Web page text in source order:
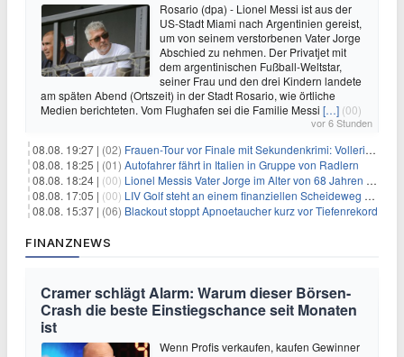
Rosario (dpa) - Lionel Messi ist aus der
US-Stadt Miami nach Argentinien gereist,
um von seinem verstorbenen Vater Jorge
Abschied zu nehmen. Der Privatjet mit
dem argentinischen Fußball-Weltstar,
seiner Frau und den drei Kindern landete
am späten Abend (Ortszeit) in der Stadt Rosario, wie örtliche
Medien berichteten. Vom Flughafen sei die Familie Messi […] (00)
vor 6 Stunden
08.08. 19:27 | (02) Frauen-Tour vor Finale mit Sekundenkrimi: Vollering in Gelb
08.08. 18:25 | (01) Autofahrer fährt in Italien in Gruppe von Radlern
08.08. 18:24 | (00) Lionel Messis Vater Jorge im Alter von 68 Jahren gestorben
08.08. 17:05 | (00) LIV Golf steht an einem finanziellen Scheideweg auf der Suche nach neuen Investitionen
08.08. 15:37 | (06) Blackout stoppt Apnoetaucher kurz vor Tiefenrekord
FINANZNEWS
Cramer schlägt Alarm: Warum dieser Börsen-
Crash die beste Einstiegschance seit Monaten
ist
Wenn Profis verkaufen, kaufen Gewinner